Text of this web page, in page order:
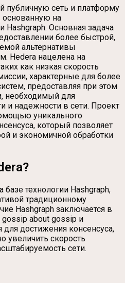
публичную сеть и платформу
основанную на
Hashgraph. Основная задача
более быстрой,
альтернативы
Hedera нацелена на
как низкая скорость
характерные для более
предоставляя при этом
необходимый для
и надежности в сети. Проект
уникального
который позволяет
и экономичной обработки
базе технологии Hashgraph,
традиционному
Hashgraph заключается в
gossip about gossip и
для достижения консенсуса,
увеличить скорость
сети.